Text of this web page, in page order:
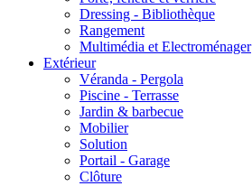
Dressing - Bibliothèque
Rangement
Multimédia et Electroménager
Extérieur
Véranda - Pergola
Piscine - Terrasse
Jardin & barbecue
Mobilier
Solution
Portail - Garage
Clôture